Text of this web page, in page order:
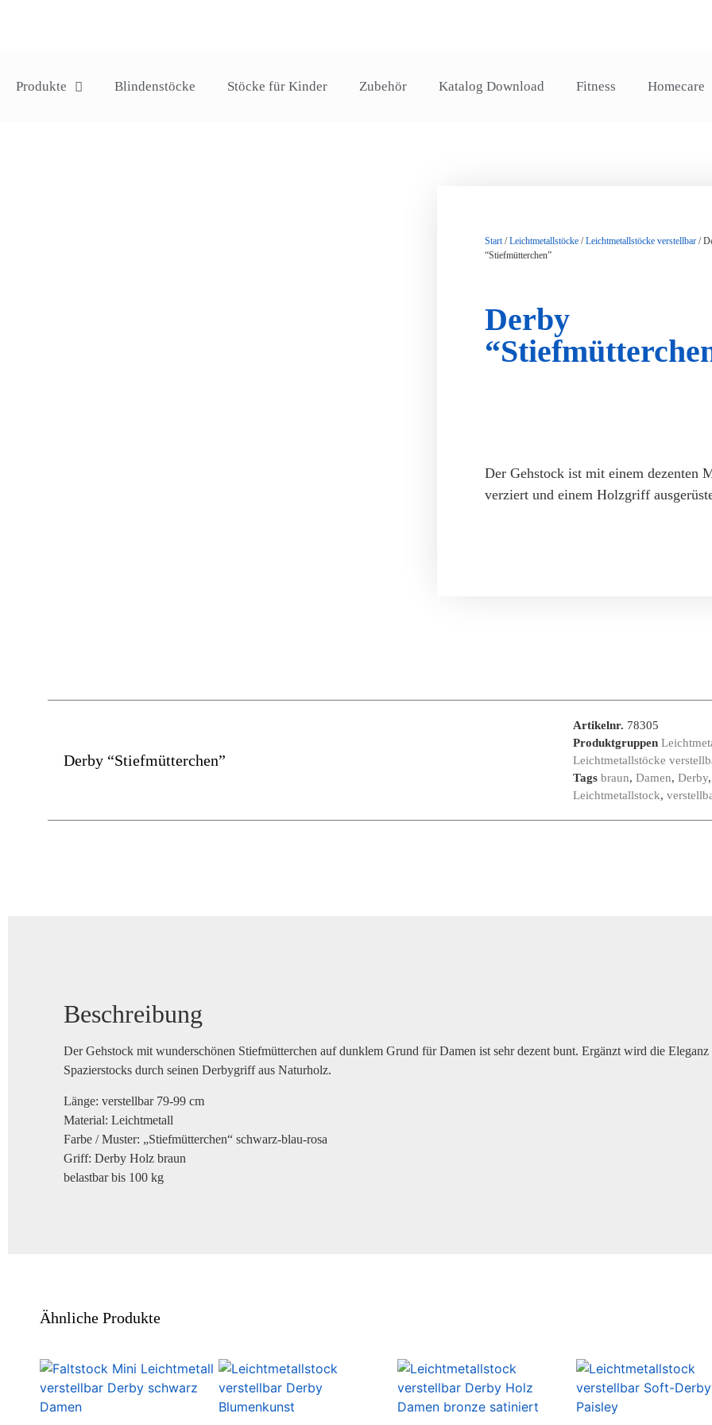
Produkte Blindenstöcke Stöcke für Kinder Zubehör Katalog Download Fitness Homecare
Start/Leichtmetallstöcke /Leichtmetallstöcke verstellbar /
“Stiefmütterchen”
Derby
Der Gehstock ist mit einem dezenten
verziert und einem Holzgriff
Derby “Stiefmütterchen”
Artikelnr. 78305
Produktgruppen
Leichtmetallstöcke
Tags braun, Damen, Derby,
Leichtmetallstock,
Beschreibung
Der Gehstock mit wunderschönen Stiefmütterchen auf dunklem Grund für Damen ist sehr dezent bunt. Ergänzt wird die Eleganz
Spazierstocks durch seinen Derbygriff aus Naturholz.
Länge: verstellbar 79-99 cm
Material: Leichtmetall
Farbe / Muster: „Stiefmütterchen“ schwarz-blau-rosa
Griff: Derby Holz braun
belastbar bis 100 kg
Ähnliche Produkte